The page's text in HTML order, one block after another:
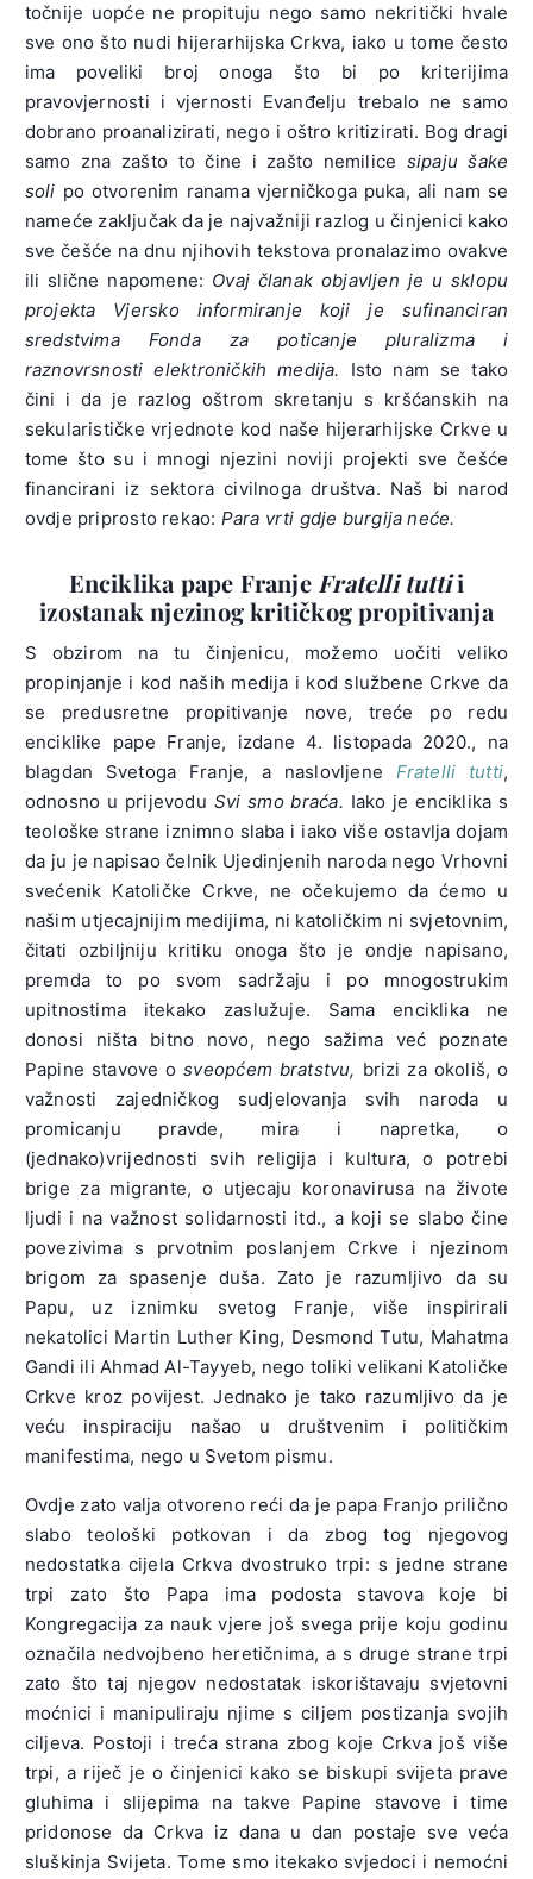
točnije uopće ne propituju nego samo nekritički hvale
sve ono što nudi hijerarhijska Crkva, iako u tome često
ima poveliki broj onoga što bi po kriterijima
pravovjernosti i vjernosti Evanđelju trebalo ne samo
dobrano proanalizirati, nego i oštro kritizirati. Bog dragi
samo zna zašto to čine i zašto nemilice sipaju šake
soli po otvorenim ranama vjerničkoga puka, ali nam se
nameće zaključak da je najvažniji razlog u činjenici kako
sve češće na dnu njihovih tekstova pronalazimo ovakve
ili slične napomene: Ovaj članak objavljen je u sklopu
projekta Vjersko informiranje koji je sufinanciran
sredstvima Fonda za poticanje pluralizma i
raznovrsnosti elektroničkih medija. Isto nam se tako
čini i da je razlog oštrom skretanju s kršćanskih na
sekularističke vrjednote kod naše hijerarhijske Crkve u
tome što su i mnogi njezini noviji projekti sve češće
financirani iz sektora civilnoga društva. Naš bi narod
ovdje priprosto rekao: Para vrti gdje burgija neće.
Enciklika pape Franje Fratelli tuttii
izostanak njezinog kritičkog propitivanja
S obzirom na tu činjenicu, možemo uočiti veliko
propinjanje i kod naših medija i kod službene Crkve da
se predusretne propitivanje nove, treće po redu
enciklike pape Franje, izdane 4. listopada 2020., na
blagdan Svetoga Franje, a naslovljene Fratelli tutti,
odnosno u prijevodu Svi smo braća. Iako je enciklika s
teološke strane iznimno slaba i iako više ostavlja dojam
da ju je napisao čelnik Ujedinjenih naroda nego Vrhovni
svećenik Katoličke Crkve, ne očekujemo da ćemo u
našim utjecajnijim medijima, ni katoličkim ni svjetovnim,
čitati ozbiljniju kritiku onoga što je ondje napisano,
premda to po svom sadržaju i po mnogostrukim
upitnostima itekako zaslužuje. Sama enciklika ne
donosi ništa bitno novo, nego sažima već poznate
Papine stavove osveopćem bratstvu, brizi za okoliš, o
važnosti zajedničkog sudjelovanja svih naroda u
promicanju pravde, mira i napretka, o
(jednako)vrijednosti svih religija i kultura, o potrebi
brige za migrante, o utjecaju koronavirusa na živote
ljudi i na važnost solidarnosti itd., a koji se slabo čine
povezivima s prvotnim poslanjem Crkve i njezinom
brigom za spasenje duša. Zato je razumljivo da su
Papu, uz iznimku svetog Franje, više inspirirali
nekatolici Martin Luther King, Desmond Tutu, Mahatma
Gandi ili Ahmad Al-Tayyeb, nego toliki velikani Katoličke
Crkve kroz povijest. Jednako je tako razumljivo da je
veću inspiraciju našao u društvenim i političkim
manifestima, nego u Svetom pismu.
Ovdje zato valja otvoreno reći da je papa Franjo prilično
slabo teološki potkovan i da zbog tog njegovog
nedostatka cijela Crkva dvostruko trpi: s jedne strane
trpi zato što Papa ima podosta stavova koje bi
Kongregacija za nauk vjere još svega prije koju godinu
označila nedvojbeno heretičnima, a s druge strane trpi
zato što taj njegov nedostatak iskorištavaju svjetovni
moćnici i manipuliraju njime s ciljem postizanja svojih
ciljeva. Postoji i treća strana zbog koje Crkva još više
trpi, a riječ je o činjenici kako se biskupi svijeta prave
gluhima i slijepima na takve Papine stavove i time
pridonose da Crkva iz dana u dan postaje sve veća
sluškinja Svijeta. Tome smo itekako svjedoci i nemoćni